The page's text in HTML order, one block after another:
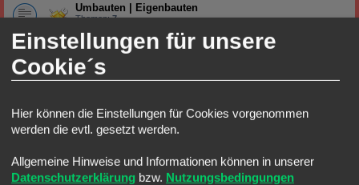
Umbauten | Eigenbauten
Themen:7
Stadt, Land, Fluss
Straßenverkehr
Stadtgestaltung
Alles was in die Stadt gehört
Themen:1
Industrie|Gewerbe
Alles was zur Eisenbahn und Industrie|Gewerbe gehört
Einstellungen für unsere
Cookie´s
Hier können die Einstellungen für Cookies vorgenommen
werden die evtl. gesetzt werden.
Allgemeine Hinweise und Informationen können in unserer
Datenschutzerklärung bzw. Nutzungsbedingungen